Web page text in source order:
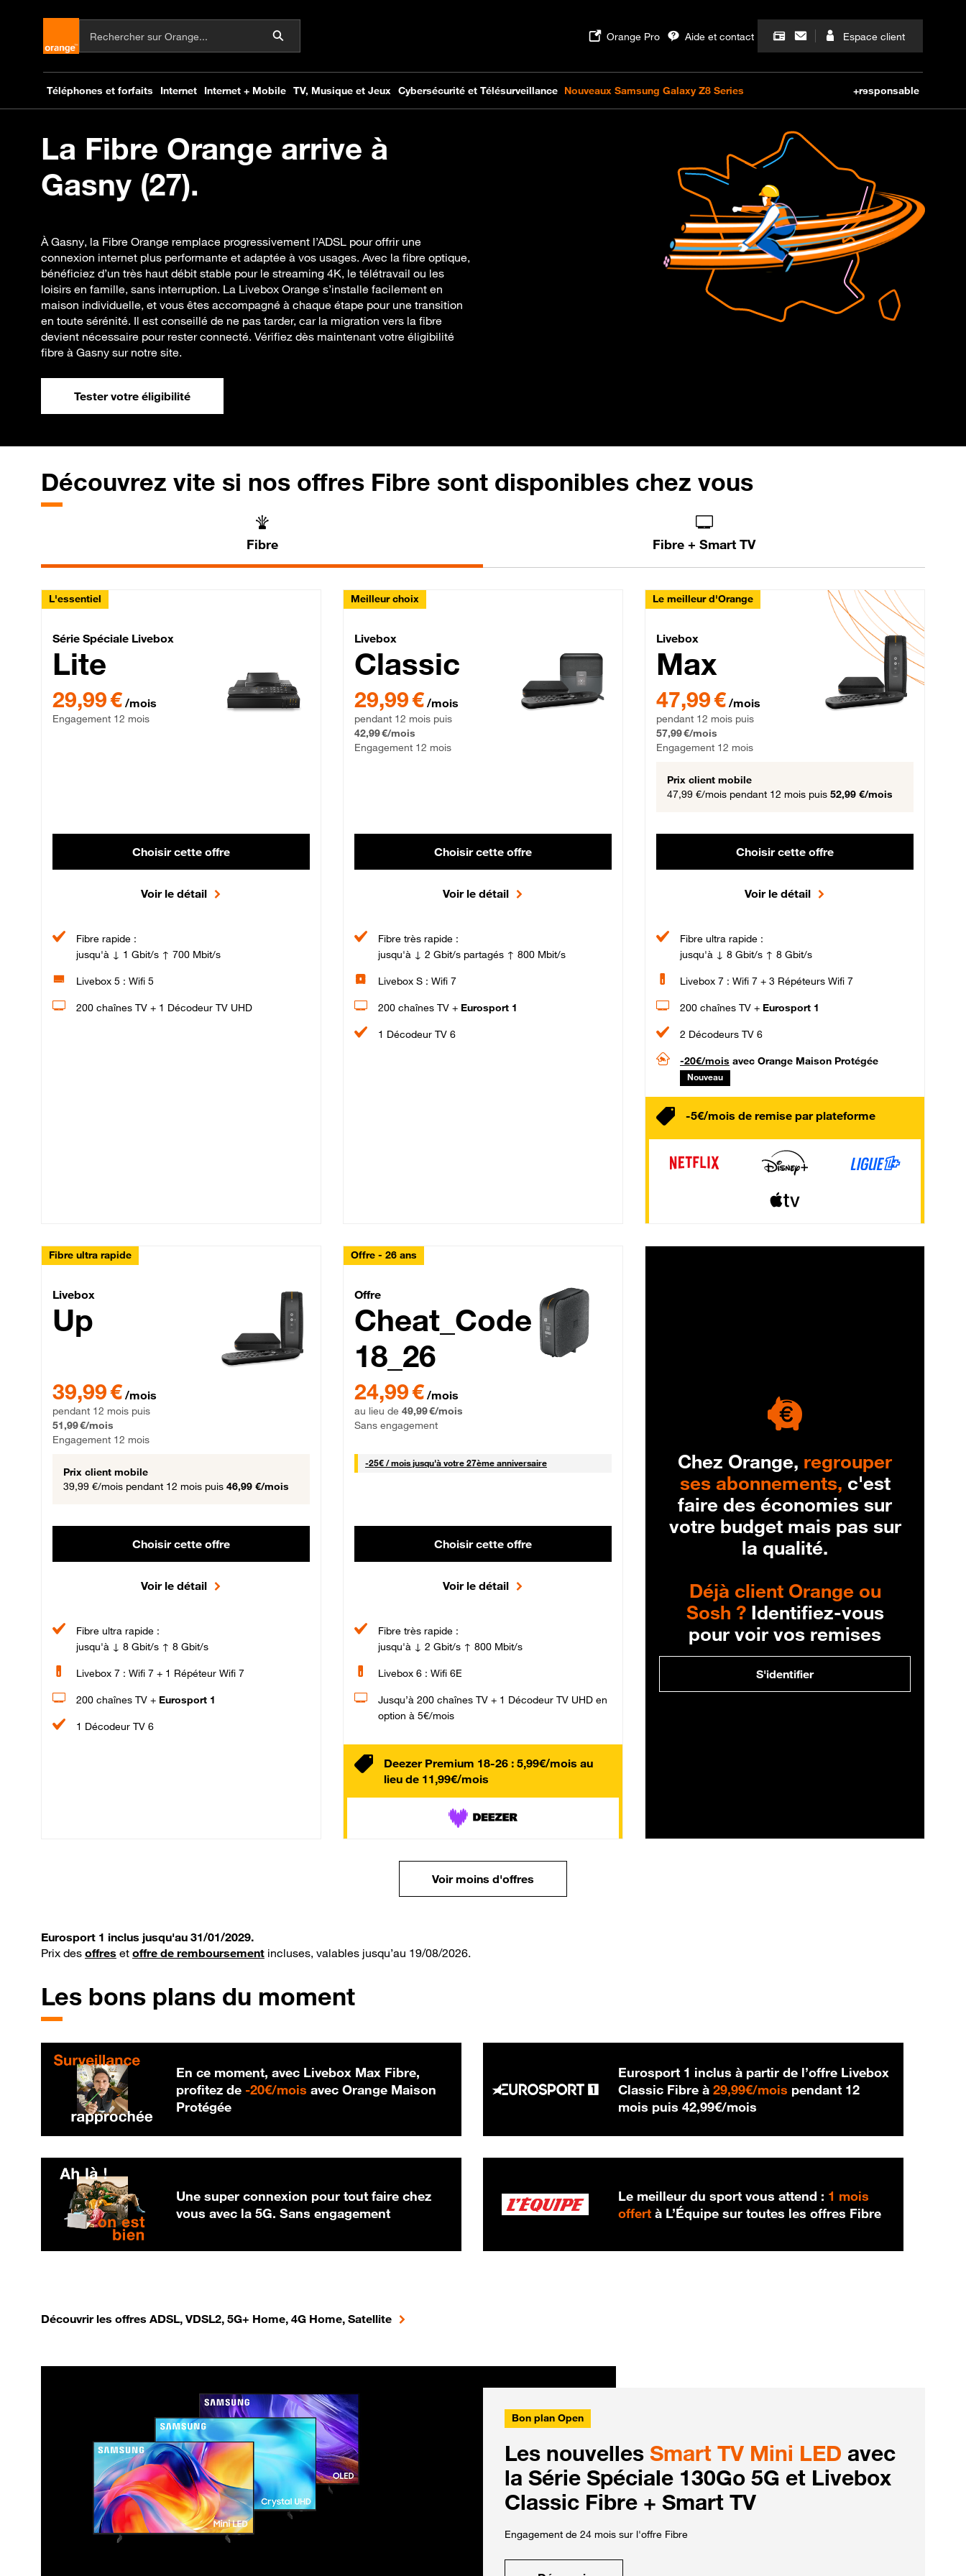
La Fibre Orange arrive à
Gasny (27).
À Gasny, la Fibre Orange remplace progressivement l’ADSL pour offrir une
connexion internet plus performante et adaptée à vos usages. Avec la fibre optique,
bénéficiez d’un très haut débit stable pour le streaming 4K, le télétravail ou les
loisirs en famille, sans interruption. La Livebox Orange s’installe facilement en
maison individuelle, et vous êtes accompagné à chaque étape pour une transition
en toute sérénité. Il est conseillé de ne pas tarder, car la migration vers la fibre
devient nécessaire pour rester connecté. Vérifiez dès maintenant votre éligibilité
fibre à Gasny sur notre site.
Tester votre éligibilité
Découvrez vite si nos offres Fibre sont disponibles chez vous
Fibre Fibre + Smart TV
L'essentiel
Série Spéciale Livebox Lite Fibre
Série Spéciale Livebox
Lite
29,99 € par mois , Engagement 12 mois
29,99 € /mois
Engagement 12 mois
Choisir cette offre
Voir le détail
Fibre rapide :
jusqu'à ↓ 1 Gbit/s ↑ 700 Mbit/s
Livebox 5 : Wifi 5
200 chaînes TV + 1 Décodeur TV UHD
Meilleur choix
Livebox Classic Fibre
Livebox
Classic
29,99 € par mois pendant 12 mois puis 42,99 € par mois, Engagement 12 mois
29,99 € /mois
pendant 12 mois puis
42,99 €/mois
Engagement 12 mois
Choisir cette offre
Voir le détail
Fibre très rapide :
jusqu'à ↓ 2 Gbit/s partagés ↑ 800 Mbit/s
Livebox S : Wifi 7
200 chaînes TV + Eurosport 1
1 Décodeur TV 6
Le meilleur d'Orange
Livebox Max Fibre
Livebox
Max
47,99 € par mois pendant 12 mois puis 57,99 € par mois,
47,99 € /mois
pendant 12 mois puis
57,99 €/mois
Engagement 12 mois
Prix client mobile
47,99 €/mois pendant 12 mois puis 52,99 €/mois
Choisir cette offre
Voir le détail
Fibre ultra rapide :
jusqu'à ↓ 8 Gbit/s ↑ 8 Gbit/s
Livebox 7 : Wifi 7 + 3 Répéteurs Wifi 7
200 chaînes TV + Eurosport 1
2 Décodeurs TV 6
-20€/mois avec Orange Maison Protégée
Nouveau
-5€/mois de remise par plateforme
Fibre ultra rapide
Livebox Up Fibre
Livebox
Up
39,99 € /mois
pendant 12 mois puis
51,99 €/mois
Engagement 12 mois
Prix client mobile
39,99 €/mois pendant 12 mois puis 46,99 €/mois
Choisir cette offre
Voir le détail
Fibre ultra rapide :
jusqu'à ↓ 8 Gbit/s ↑ 8 Gbit/s
Livebox 7 : Wifi 7 + 1 Répéteur Wifi 7
200 chaînes TV + Eurosport 1
1 Décodeur TV 6
Offre - 26 ans
Cheat_Code Fibre_18_26
Offre
Cheat_Code
18_26
24,99 € /mois
au lieu de 49,99 €/mois
Sans engagement
-25€ / mois25 € par mois
jusqu'à votre 27ème anniversaire
Choisir cette offre
Voir le détail
Fibre très rapide :
jusqu'à ↓ 2 Gbit/s ↑ 800 Mbit/s
Livebox 6 : Wifi 6E
Jusqu’à 200 chaînes TV + 1 Décodeur TV UHD en
option à 5€/mois
Deezer Premium 18-26 : 5,99€/mois au
lieu de 11,99€/mois
Chez Orange, regrouper
ses abonnements, c'est
faire des économies sur
votre budget mais pas sur
la qualité.
Déjà client Orange ou
Sosh ?Identifiez-vous
pour voir vos remises
S'identifier
Voir moins d'offres
Eurosport 1 inclus jusqu'au 31/01/2029.
Prix des offres et offre de remboursement incluses, valables jusqu’au 19/08/2026.
Les bons plans du moment
En ce moment, avec Livebox Max Fibre,
profitez de -20€/mois 20 € par mois
avec Orange Maison
Protégée
Eurosport 1 inclus à partir de l’offre Livebox
Classic Fibre à29,99€/mois 29,99 € par mois
pendant 12
mois puis42,99€/mois
Une super connexion pour tout faire chez
vous avec la 5G. Sans engagement
Le meilleur du sport vous attend : 1 mois
offert à L’Équipe sur toutes les offres Fibre
Découvrir les offres ADSL, VDSL2, 5G+ Home, 4G Home, Satellite
Bon plan Open
Les nouvelles Smart TV Mini LED avec
la Série Spéciale 130Go 5G et Livebox
Classic Fibre + Smart TV
Engagement de 24 mois sur l'offre Fibre